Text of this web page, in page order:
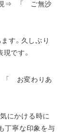
現⇒ 「 ご無沙
ます。久しぶり
です。
お変わりあ
にかける時に
丁寧な印象を与